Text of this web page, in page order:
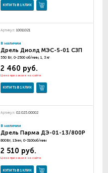
КУПИТЬ В 1 КЛИК
Артикул: 10011021
В наличии
Дрель Диолд МЭС-5-01 СЗП
550 Вт, 0-2500 об/мин, 1, 3 кг
2 460 руб.
Цена при заказе на сайте
КУПИТЬ В 1 КЛИК
Артикул: 02.025.00002
В наличии
Дрель Парма ДЭ-01-13/800Р
800Вт, 13мм, 0-3100об/мин
2 510 руб.
Цена при заказе на сайте
КУПИТЬ В 1 КЛИК